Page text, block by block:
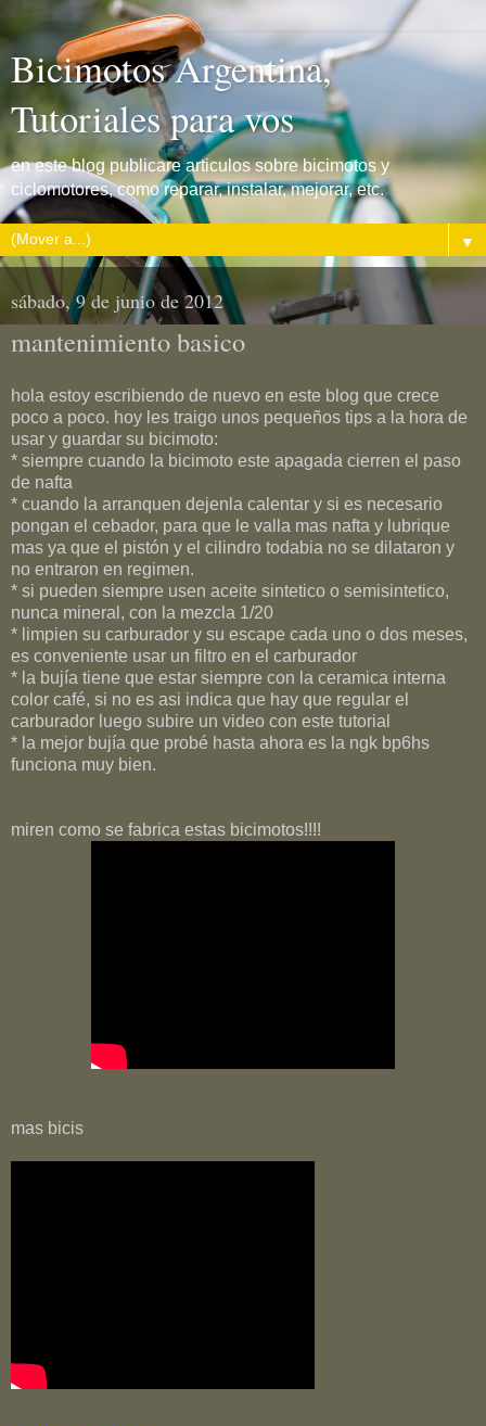
Bicimotos Argentina,
Tutoriales para vos
en este blog publicare articulos sobre bicimotos y
ciclomotores, como reparar, instalar, mejorar, etc.
▼
sábado, 9 de junio de 2012
mantenimiento basico
hola estoy escribiendo de nuevo en este blog que crece
poco a poco. hoy les traigo unos pequeños tips a la hora de
usar y guardar su bicimoto:
* siempre cuando la bicimoto este apagada cierren el paso
de nafta
* cuando la arranquen dejenla calentar y si es necesario
pongan el cebador, para que le valla mas nafta y lubrique
mas ya que el pistón y el cilindro todabia no se dilataron y
no entraron en regimen.
* si pueden siempre usen aceite sintetico o semisintetico,
nunca mineral, con la mezcla 1/20
* limpien su carburador y su escape cada uno o dos meses,
es conveniente usar un filtro en el carburador
* la bujía tiene que estar siempre con la ceramica interna
color café, si no es asi indica que hay que regular el
carburador luego subire un video con este tutorial
* la mejor bujía que probé hasta ahora es la ngk bp6hs
funciona muy bien.
miren como se fabrica estas bicimotos!!!!
mas bicis